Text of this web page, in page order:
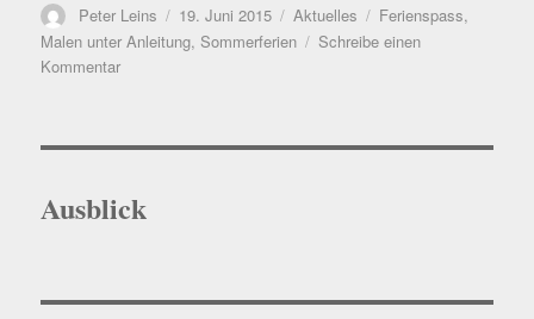
Autor
Peter Leins
Veröffentlicht
am
19. Juni 2015 Kategorien
Aktuelles Schlagwörter
Ferienspass,
Malen unter Anleitung,Sommerferien
Schreibe einen
Kommentarzu
Sommerferien
Ausblick